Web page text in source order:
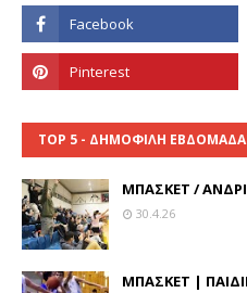
TOP 5 - ΔΗΜΟΦΙΛΗ
ΜΠΑΣΚΕΤ /
30.4.26
ΜΠΑΣΚΕΤ |